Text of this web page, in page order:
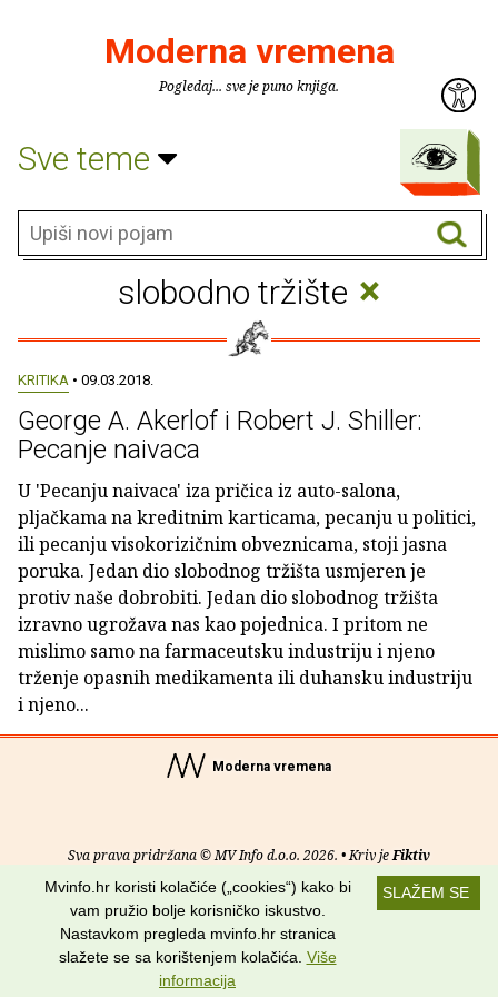
Moderna vremena
Pogledaj... sve je puno knjiga.
Sve teme
slobodno tržište ×
KRITIKA • 09.03.2018.
George A. Akerlof i Robert J. Shiller:
Pecanje naivaca
U 'Pecanju naivaca' iza pričica iz auto-salona,
pljačkama na kreditnim karticama, pecanju u politici,
ili pecanju visokorizičnim obveznicama, stoji jasna
poruka. Jedan dio slobodnog tržišta usmjeren je
protiv naše dobrobiti. Jedan dio slobodnog tržišta
izravno ugrožava nas kao pojednica. I pritom ne
mislimo samo na farmaceutsku industriju i njeno
trženje opasnih medikamenta ili duhansku industriju
i njeno...
Moderna vremena
Sva prava pridržana © MV Info d.o.o. 2026. • Kriv jeFiktiv
Uvjeti korištenja RSS kanali
Potraži nas na:
SLAŽEM SE
Mvinfo.hr koristi kolačiće („cookies“) kako bi
vam pružio bolje korisničko iskustvo.
Nastavkom pregleda mvinfo.hr stranica
slažete se sa korištenjem kolačića. Više
informacija